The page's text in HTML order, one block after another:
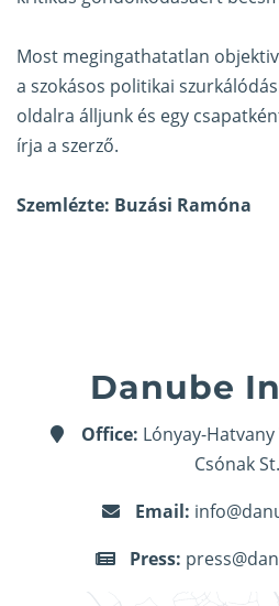
Most megingathatatlan
a szokásos politikai
oldalra álljunk és egy
írja a szerző.
Szemlézte: Buzási Ramóna
Danube
Office: Lónyay-
Csónak
Email:
Press: